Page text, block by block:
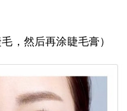
，然后再涂睫毛膏）